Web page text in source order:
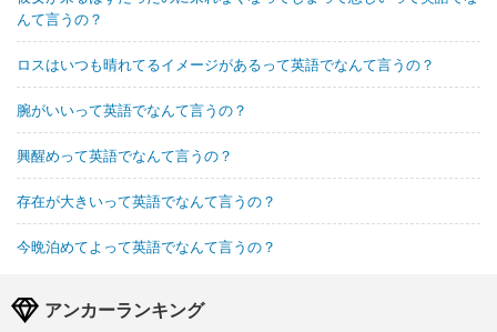
んて言うの？
ロスはいつも晴れてるイメージがあるって英語でなんて言うの？
腕がいいって英語でなんて言うの？
興醒めって英語でなんて言うの？
存在が大きいって英語でなんて言うの？
今晩泊めてよって英語でなんて言うの？
アンカーランキング